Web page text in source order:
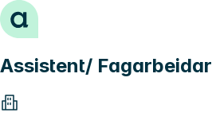
Hopp til innhold
Assistent/ Fagarbeidar